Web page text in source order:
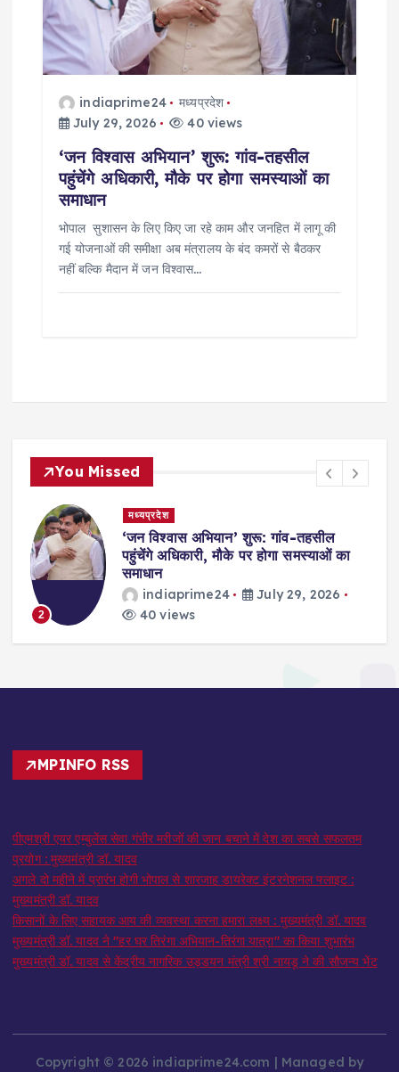
indiaprime24
मध्यप्रदेश
July 29, 2026
40 views
‘जन विश्वास अभियान’ शुरू: गांव-तहसील
पहुंचेंगे अधिकारी, मौके पर होगा समस्याओं का
समाधान
भोपाल सुशासन के लिए किए जा रहे काम और जनहित में लागू की
गई योजनाओं की समीक्षा अब मंत्रालय के बंद कमरों से बैठकर
नहीं बल्कि मैदान में जन विश्वास…
You Missed
2
मध्यप्रदेश
‘जन विश्वास अभियान’ शुरू: गांव-तहसील
पहुंचेंगे अधिकारी, मौके पर होगा समस्याओं का
समाधान
indiaprime24
July 29, 2026
40 views
MPINFO RSS
पीएमश्री एयर एम्बुलेंस सेवा गंभीर मरीजों की जान बचाने में देश का सबसे सफलतम
प्रयोग : मुख्यमंत्री डॉ. यादव
अगले दो महीने में प्रारंभ होगी भोपाल से शारजाह डायरेक्ट इंटरनेशनल फ्लाइट :
मुख्यमंत्री डॉ. यादव
किसानों के लिए सहायक आय की व्यवस्था करना हमारा लक्ष्य : मुख्यमंत्री डॉ. यादव
मुख्यमंत्री डॉ. यादव ने "हर घर तिरंगा अभियान-तिरंगा यात्रा" का किया शुभारंभ
मुख्यमंत्री डॉ. यादव से केंद्रीय नागरिक उड्डयन मंत्री श्री नायडू ने की सौजन्य भेंट
Copyright © 2026 indiaprime24.com | Managed by